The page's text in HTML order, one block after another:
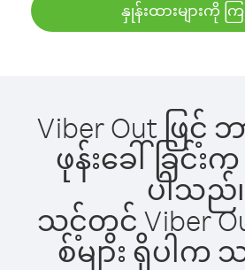
နှုန်းထားများကို က
Viber Out ဖြင့်
ဖုန်းခေါ်ခြင်
ပါသည်
သင့်တွင် Viber
စ်များ ရှိပါ